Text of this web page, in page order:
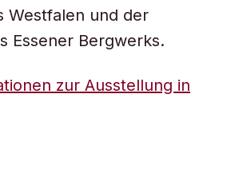
Westfalen und der
Essener Bergwerks.
zur Ausstellung in